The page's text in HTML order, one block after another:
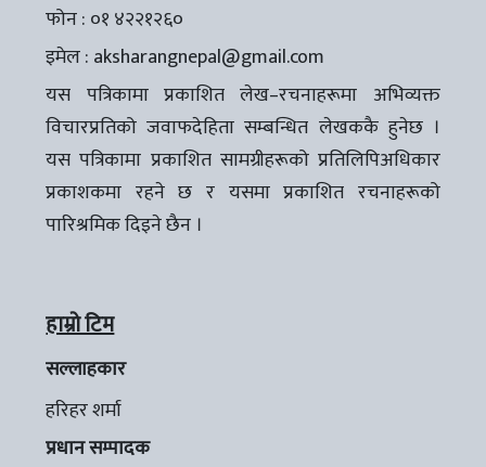
फोन : ०१ ४२२१२६०
इमेल : aksharangnepal@gmail.com
यस पत्रिकामा प्रकाशित लेख–रचनाहरूमा अभिव्यक्त
विचारप्रतिको जवाफदेहिता सम्बन्धित लेखककै हुनेछ ।
यस पत्रिकामा प्रकाशित सामग्रीहरूको प्रतिलिपिअधिकार
प्रकाशकमा रहने छ र यसमा प्रकाशित रचनाहरूको
पारिश्रमिक दिइने छैन ।
हाम्रो टिम
सल्लाहकार
हरिहर शर्मा
प्रधान सम्पादक